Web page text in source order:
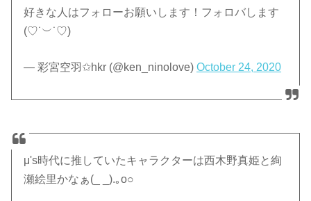
好きな人はフォローお願いします！フォロバします
(♡˙︶˙♡)
— 彩宮空羽✩hkr (@ken_ninolove)October 24, 2020
μ's時代に推していたキャラクターは西木野真姫と絢
瀬絵里かなぁ(_ _).｡o○